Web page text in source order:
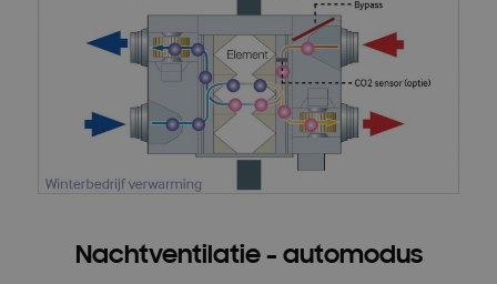
Nachtventilatie - automodus